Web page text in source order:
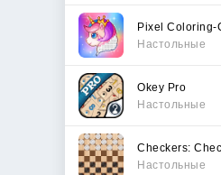
Настольные
Okey Pro
Настольные
Настольные